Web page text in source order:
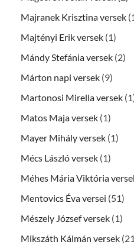
Majranek Krisztina versek
Majtényi Erik versek (1)
Mándy Stefánia versek (2)
Márton napi versek (9)
Martonosi Mirella versek
Matos Maja versek (1)
Mayer Mihály versek (1)
Mécs László versek (1)
Méhes Mária Viktória
Mentovics Éva versei (51)
Mészely József versek (1)
Mikszáth Kálmán versek